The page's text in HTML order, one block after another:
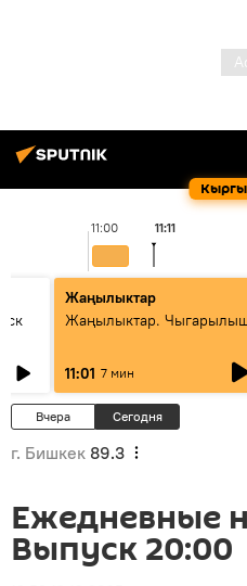
11:00 11:11
Жаңылыктар
Жаңылыктар.
11:01 7 мин
Вчера Сегодня
г. Бишкек 89.3
Ежедневные
Выпуск 20:00